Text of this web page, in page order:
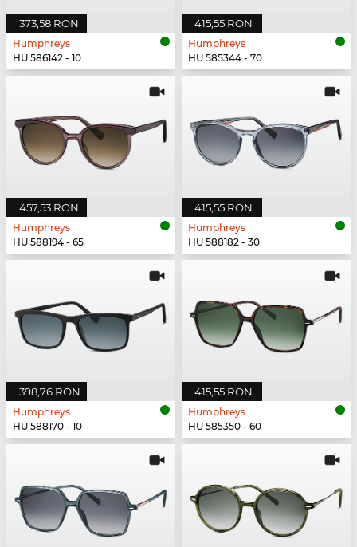
373,58 RON
Humphreys
HU 586142 - 10
415,55 RON
Humphreys
HU 585344 - 70
457,53 RON
Humphreys
HU 588194 - 65
415,55 RON
Humphreys
HU 588182 - 30
398,76 RON
Humphreys
HU 588170 - 10
415,55 RON
Humphreys
HU 585350 - 60